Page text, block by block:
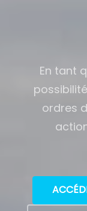
En tant
ordres